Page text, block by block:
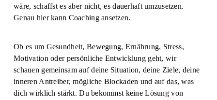
wäre, schaffst es aber nicht, es dauerhaft umzusetzen.
Genau hier kann Coaching ansetzen.
Ob es um Gesundheit, Bewegung, Ernährung, Stress,
Motivation oder persönliche Entwicklung geht, wir
schauen gemeinsam auf deine Situation, deine Ziele, deine
inneren Antreiber, mögliche Blockaden und auf das, was
dich wirklich stärkt. Du bekommst keine Lösung von